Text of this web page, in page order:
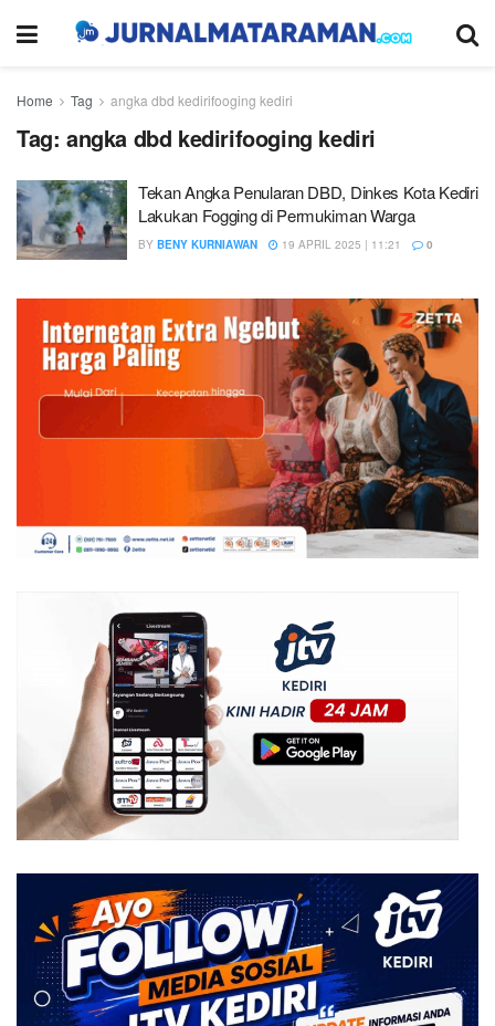
Home Tag angka dbd kedirifooging kediri
Tag: angka dbd kedirifooging kediri
Tekan Angka Penularan DBD, Dinkes Kota Kediri
Lakukan Fogging di Permukiman Warga
BY BENY KURNIAWAN 19 APRIL 2025 | 11:21 0